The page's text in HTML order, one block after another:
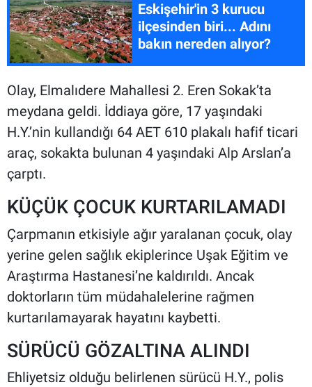
Eskişehir'in 3 kurucu
ilçesinden biri... Adını
bakın nereden alıyor?
Olay, Elmalıdere Mahallesi 2. Eren Sokak’ta
meydana geldi. İddiaya göre, 17 yaşındaki
H.Y.’nin kullandığı 64 AET 610 plakalı hafif ticari
araç, sokakta bulunan 4 yaşındaki Alp Arslan’a
çarptı.
KÜÇÜK ÇOCUK KURTARILAMADI
Çarpmanın etkisiyle ağır yaralanan çocuk, olay
yerine gelen sağlık ekiplerince Uşak Eğitim ve
Araştırma Hastanesi’ne kaldırıldı. Ancak
doktorların tüm müdahalelerine rağmen
kurtarılamayarak hayatını kaybetti.
SÜRÜCÜ GÖZALTINA ALINDI
Ehliyetsiz olduğu belirlenen sürücü H.Y., polis